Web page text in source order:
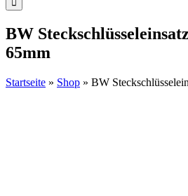
BW
65mm
Startseite » Shop » BW